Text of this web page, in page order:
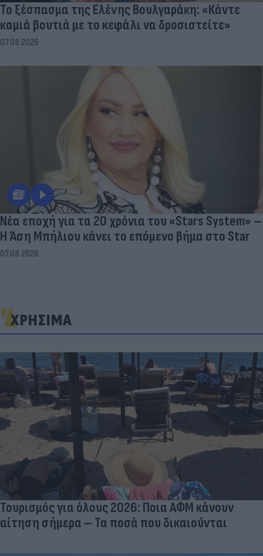
Το ξέσπασμα της Ελένης Βουλγαράκη: «Κάντε
καμιά βουτιά με το κεφάλι να δροσιστείτε»
07.08.2026
Νέα εποχή για τα 20 χρόνια του «Stars System» –
Η Άση Μπήλιου κάνει το επόμενο βήμα στο Star
07.08.2026
ΧΡΗΣΙΜΑ
Τουρισμός για όλους 2026: Ποια ΑΦΜ κάνουν
αίτηση σήμερα – Τα ποσά που δικαιούνται